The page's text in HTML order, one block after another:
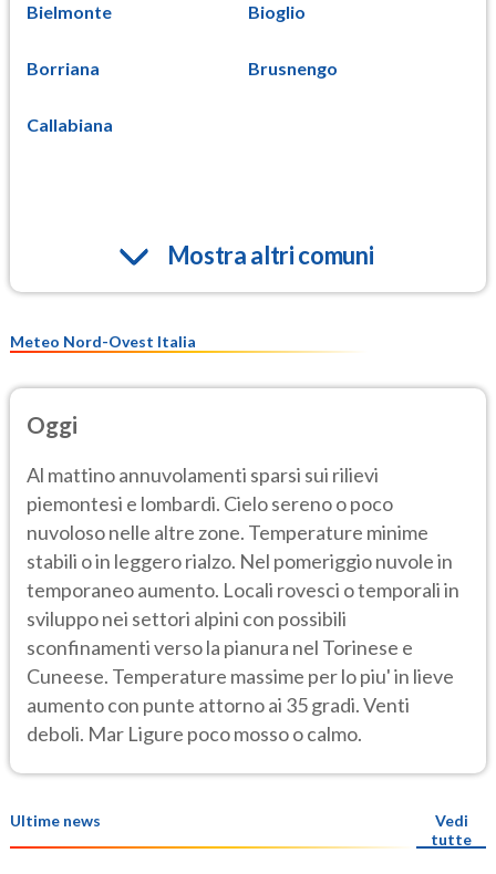
Bielmonte Bioglio
Borriana Brusnengo
Callabiana
Mostra altri comuni
Meteo Nord-Ovest Italia
Oggi
Al mattino annuvolamenti sparsi sui rilievi
piemontesi e lombardi. Cielo sereno o poco
nuvoloso nelle altre zone. Temperature minime
stabili o in leggero rialzo. Nel pomeriggio nuvole in
temporaneo aumento. Locali rovesci o temporali in
sviluppo nei settori alpini con possibili
sconfinamenti verso la pianura nel Torinese e
Cuneese. Temperature massime per lo piu' in lieve
aumento con punte attorno ai 35 gradi. Venti
deboli. Mar Ligure poco mosso o calmo.
Ultime news
Vedi
tutte